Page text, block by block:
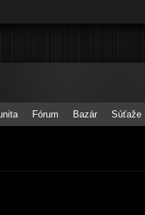
Fórum Bazár Súťaže